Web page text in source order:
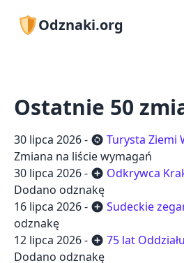
Odznaki.org
Ostatnie 50
30 lipca 2026 - change_circle Turysta Ziemi
Zmiana na liście wymagań
30 lipca 2026 - add_circle Odkrywca
Dodano odznakę
16 lipca 2026 - add_circle Sudeckie
odznakę
12 lipca 2026 - add_circle 75 lat
Dodano odznakę